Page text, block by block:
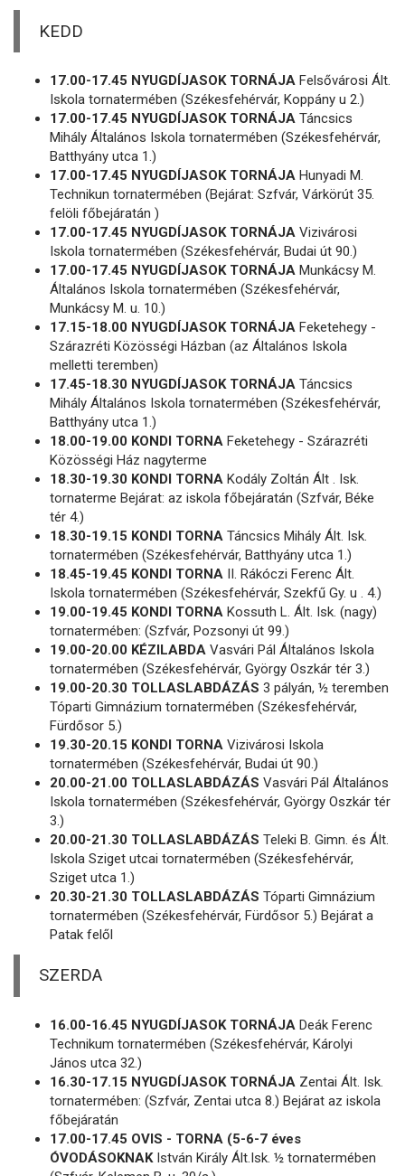
KEDD
17.00-17.45 NYUGDÍJASOK TORNÁJA Felsővárosi Ált.
Iskola tornatermében (Székesfehérvár, Koppány u 2.)
17.00-17.45 NYUGDÍJASOK TORNÁJA Táncsics
Mihály Általános Iskola tornatermében (Székesfehérvár,
Batthyány utca 1.)
17.00-17.45 NYUGDÍJASOK TORNÁJA Hunyadi M.
Technikun tornatermében (Bejárat: Szfvár, Várkörút 35.
felöli főbejáratán )
17.00-17.45 NYUGDÍJASOK TORNÁJA Vizivárosi
Iskola tornatermében (Székesfehérvár, Budai út 90.)
17.00-17.45 NYUGDÍJASOK TORNÁJA Munkácsy M.
Általános Iskola tornatermében (Székesfehérvár,
Munkácsy M. u. 10.)
17.15-18.00 NYUGDÍJASOK TORNÁJA Feketehegy -
Szárazréti Közösségi Házban (az Általános Iskola
melletti teremben)
17.45-18.30 NYUGDÍJASOK TORNÁJA Táncsics
Mihály Általános Iskola tornatermében (Székesfehérvár,
Batthyány utca 1.)
18.00-19.00 KONDI TORNA Feketehegy - Szárazréti
Közösségi Ház nagyterme
18.30-19.30 KONDI TORNA Kodály Zoltán Ált . Isk.
tornaterme Bejárat: az iskola főbejáratán (Szfvár, Béke
tér 4.)
18.30-19.15 KONDI TORNA Táncsics Mihály Ált. Isk.
tornatermében (Székesfehérvár, Batthyány utca 1.)
18.45-19.45 KONDI TORNA II. Rákóczi Ferenc Ált.
Iskola tornatermében (Székesfehérvár, Szekfű Gy. u . 4.)
19.00-19.45 KONDI TORNA Kossuth L. Ált. Isk. (nagy)
tornatermében: (Szfvár, Pozsonyi út 99.)
19.00-20.00 KÉZILABDA Vasvári Pál Általános Iskola
tornatermében (Székesfehérvár, György Oszkár tér 3.)
19.00-20.30 TOLLASLABDÁZÁS 3 pályán, ½ teremben
Tóparti Gimnázium tornatermében (Székesfehérvár,
Fürdősor 5.)
19.30-20.15 KONDI TORNA Vizivárosi Iskola
tornatermében (Székesfehérvár, Budai út 90.)
20.00-21.00 TOLLASLABDÁZÁS Vasvári Pál Általános
Iskola tornatermében (Székesfehérvár, György Oszkár tér
3.)
20.00-21.30 TOLLASLABDÁZÁS Teleki B. Gimn. és Ált.
Iskola Sziget utcai tornatermében (Székesfehérvár,
Sziget utca 1.)
20.30-21.30 TOLLASLABDÁZÁS Tóparti Gimnázium
tornatermében (Székesfehérvár, Fürdősor 5.) Bejárat a
Patak felől
SZERDA
16.00-16.45 NYUGDÍJASOK TORNÁJA Deák Ferenc
Technikum tornatermében (Székesfehérvár, Károlyi
János utca 32.)
16.30-17.15 NYUGDÍJASOK TORNÁJA Zentai Ált. Isk.
tornatermében: (Szfvár, Zentai utca 8.) Bejárat az iskola
főbejáratán
17.00-17.45 OVIS - TORNA (5-6-7 éves
ÓVODÁSOKNAKIstván Király Ált.Isk. ½ tornatermében